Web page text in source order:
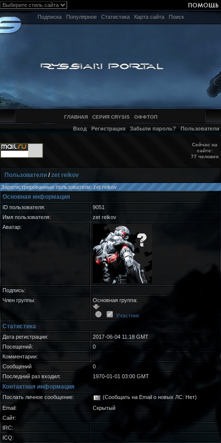
Подписка Популярное Статистика Карта сайта Поиск
ГЛАВНАЯ СЕРИЯ CRYSIS ОФФТОП
Вход Регистрация Забыли пароль? Пользователи
Сейчас на
сайте:
77 человек
Пользователи /zet reikov
Зарегистрированные пользователи: zet reikov
Основная информация
ID пользователя:
9051
Имя пользователя:
zet reikov
Аватар:
Подпись:
Член группы:
Основная группа:
Участник
Статистика
Дата регистрации:
2017-06-04 11:18 GMT
Посещений:
0
Комментарии:
Сообщений
0
Последний раз входил:
1970-01-01 03:00 GMT
Контактная информация
Послать личное сообщение:
(Сообщать на Email о новых ЛС: Нет)
Email:
Скрытый
Сайт:
IRC:
ICQ: